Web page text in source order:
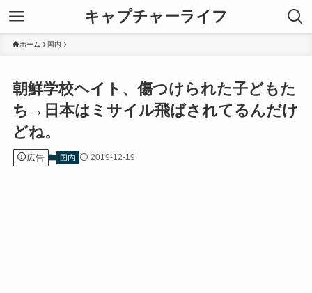
キャプチャーライフ
ホーム 国内
朝鮮学校ヘイト、傷つけられた子どもた
ち→日本はミサイル飛ばされてるんだけ
どね。
広告 国内 2019-12-19